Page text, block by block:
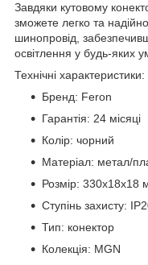
Завдяки кутовому
зможете легко та
шинопровід,
освітлення у будь-яких
Технічні характеристики:
Бренд: Feron
Гарантія: 24 місяці
Колір: чорний
Матеріал: метал/
Розмір: 330х18х18
Ступінь захисту:
Тип: конектор
Колекція: MGN